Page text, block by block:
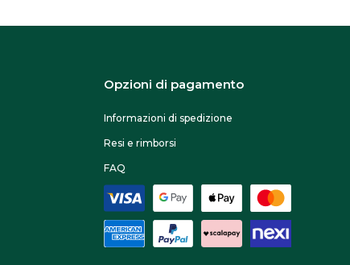
Opzioni di pagamento
Informazioni di spedizione
Resi e rimborsi
FAQ